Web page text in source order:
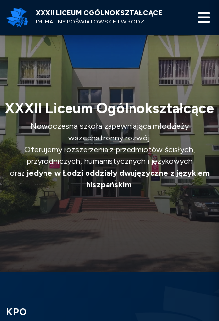
XXXII LICEUM OGÓLNOKSZTAŁCĄCE
IM. HALINY POŚWIATOWSKIEJ W ŁODZI
XXXII Liceum Ogólnokształcące
Nowoczesna szkoła zapewniająca młodzieży
wszechstronny rozwój.
Oferujemy rozszerzenia z przedmiotów ścisłych,
przyrodniczych, humanistycznych i językowych
orazjedyne w Łodzi oddziały dwujęzyczne z językiem
hiszpańskim.
KPO